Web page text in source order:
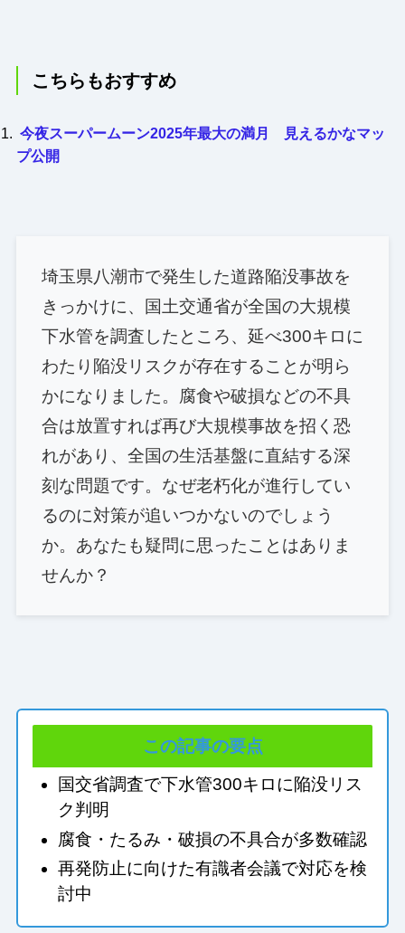
こちらもおすすめ
今夜スーパームーン2025年最大の満月 見えるかなマッ
プ公開
埼玉県八潮市で発生した道路陥没事故を
きっかけに、国土交通省が全国の大規模
下水管を調査したところ、延べ300キロに
わたり陥没リスクが存在することが明ら
かになりました。腐食や破損などの不具
合は放置すれば再び大規模事故を招く恐
れがあり、全国の生活基盤に直結する深
刻な問題です。なぜ老朽化が進行してい
るのに対策が追いつかないのでしょう
か。あなたも疑問に思ったことはありま
せんか？
この記事の要点
国交省調査で下水管300キロに陥没リス
ク判明
腐食・たるみ・破損の不具合が多数確認
再発防止に向けた有識者会議で対応を検
討中